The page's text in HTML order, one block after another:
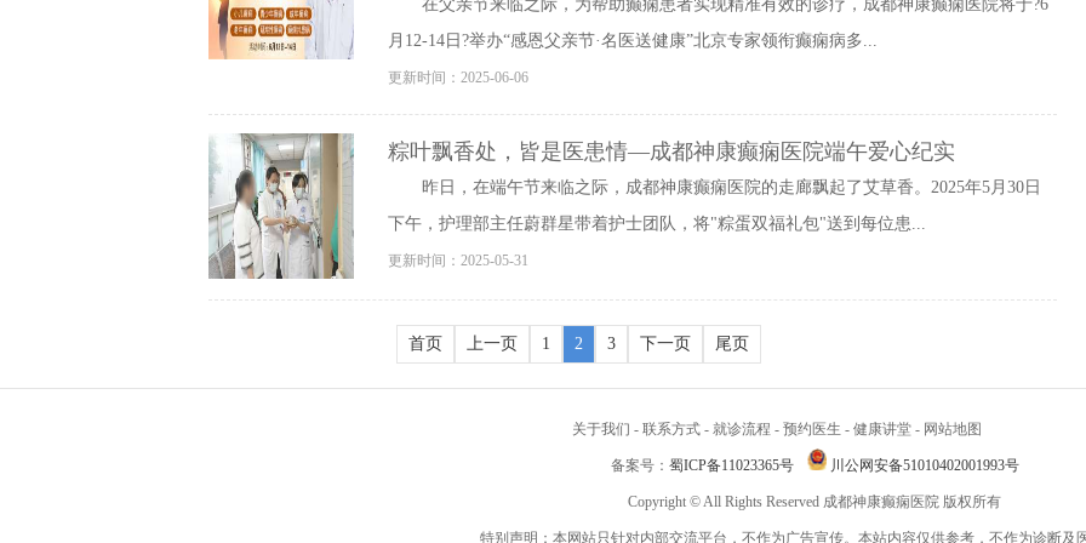
在父亲节来临之际，为帮助癫痫患者实现精准有效的诊疗，成都神康癫痫医院将于?6
月12-14日?举办“感恩父亲节·名医送健康”北京专家领衔癫痫病多...
更新时间：2025-06-06
粽叶飘香处，皆是医患情—成都神康癫痫医院端午爱心纪实
昨日，在端午节来临之际，成都神康癫痫医院的走廊飘起了艾草香。2025年5月30日
下午，护理部主任蔚群星带着护士团队，将"粽蛋双福礼包"送到每位患...
更新时间：2025-05-31
首页 上一页 1 2 3 下一页 尾页
关于我们 - 联系方式 - 就诊流程 - 预约医生 - 健康讲堂 - 网站地图
备案号： 蜀ICP备11023365号 川公网安备51010402001993号
Copyright © All Rights Reserved 成都神康癫痫医院 版权所有
特别声明：本网站只针对内部交流平台，不作为广告宣传。本站内容仅供参考，不作为诊断及